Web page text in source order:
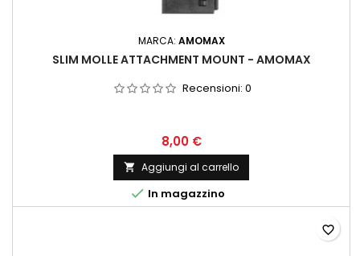
MARCA: AMOMAX
SLIM MOLLE ATTACHMENT MOUNT - AMOMAX
Recensioni: 0
8,00 €
 Aggiungi al carrello
 In magazzino
favorite_border